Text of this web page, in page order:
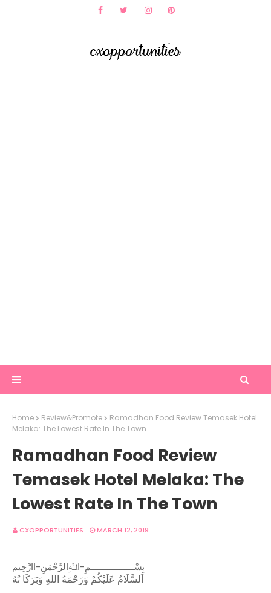
Home Review&Promote
Ramadhan Food Review Temasek Hotel
Melaka: The Lowest Rate In The Town
Ramadhan Food Review
Temasek Hotel Melaka: The
Lowest Rate In The Town
CXOPPORTUNITIES MARCH 12, 2019
بِسْــــــــــــــــــمِ-اﷲِالرَّحْمَنِ-اارَّحِيم
اَلسَّلَامُ عَلَيْكُمْ وَرَحْمَةُ اللهِ وَبَرَكَا تُهُ